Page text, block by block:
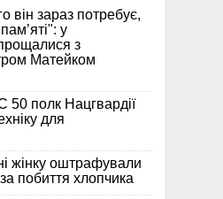
він зараз потребує,
у
з
Матейком
50 полк Нацгвардії
для
жінку оштрафували
побиття хлопчика